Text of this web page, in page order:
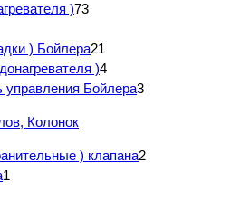
)73
) Бойлера21
)4
Бойлера3
Колонок
) клапана2
1